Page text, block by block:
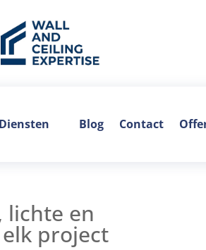
Diensten Blog Contact
lichte en
project